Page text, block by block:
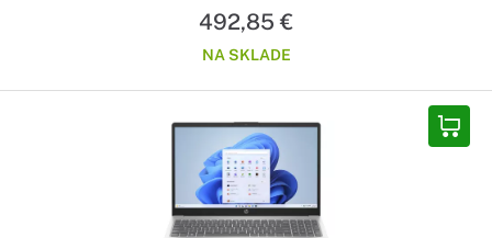
492,85 €
NA SKLADE